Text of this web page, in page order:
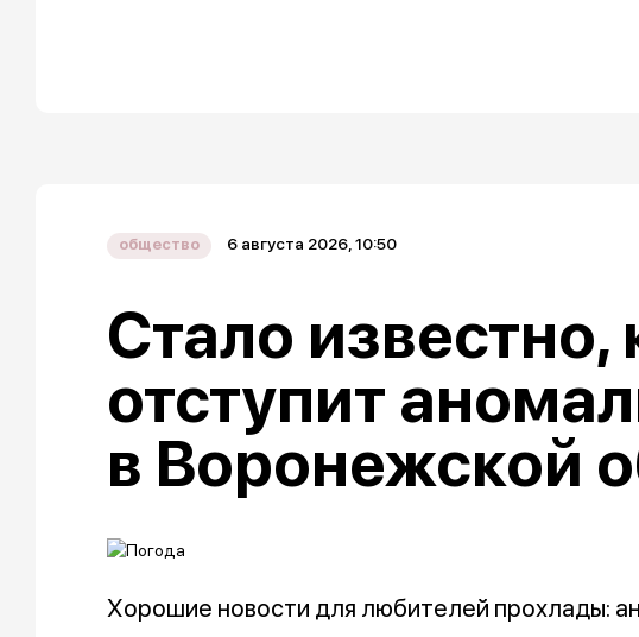
общество 6 августа 2026, 10:50
Стало известно,
отступит
в Воронежской
Хорошие новости для любителей прохлады: